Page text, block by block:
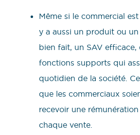
Même si le commercial
y a aussi un produit ou
bien fait, un SAV efficace,
fonctions supports qui
quotidien de la société.
que les commerciaux
recevoir une
chaque vente.